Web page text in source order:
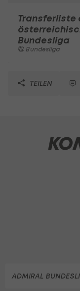
Transferliste
Bundesliga
Bundesliga
TEILEN
ADMIRAL